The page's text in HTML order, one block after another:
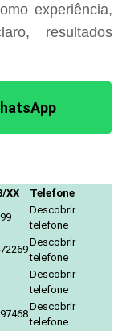
experiência,
resultados
XX
Telefone
Descobrir
telefone
Descobrir
telefone
Descobrir
telefone
Descobrir
telefone